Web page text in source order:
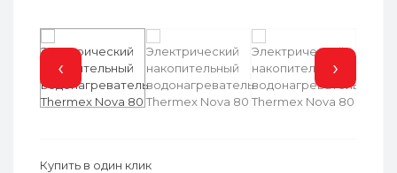
‹ ›
Купить в один клик